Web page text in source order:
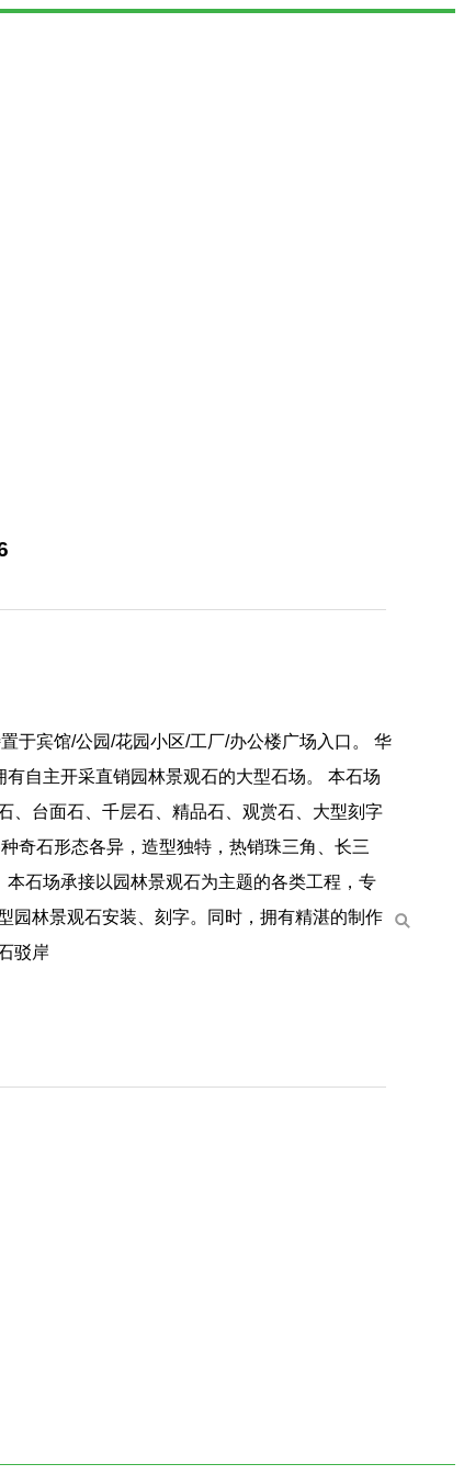
于宾馆/公园/花园小区/工厂/办公楼广场入口。 华
自主开采直销园林景观石的大型石场。 本石场
、台面石、千层石、精品石、观赏石、大型刻字
奇石形态各异，造型独特，热销珠三角、长三
石场承接以园林景观石为主题的各类工程，专
园林景观石安装、刻字。同时，拥有精湛的制作
驳岸